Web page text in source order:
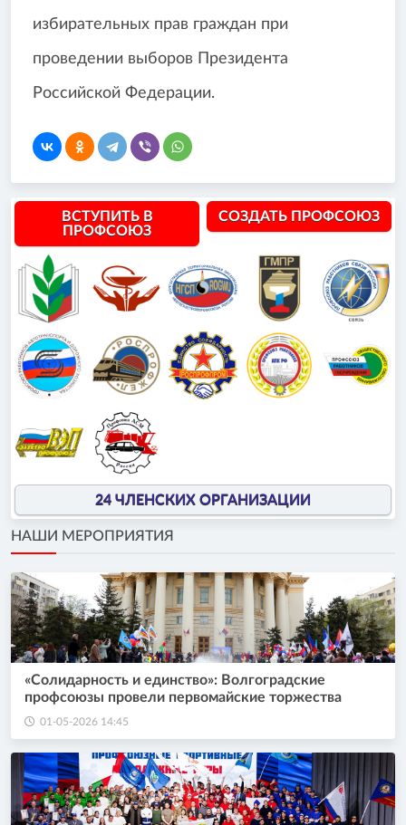
избирательных прав граждан при
проведении выборов Президента
Российской Федерации.
ВСТУПИТЬ В
ПРОФСОЮЗ
СОЗДАТЬ ПРОФСОЮЗ
24 ЧЛЕНСКИХ ОРГАНИЗАЦИИ
НАШИ МЕРОПРИЯТИЯ
«Солидарность и единство»: Волгоградские
профсоюзы провели первомайские торжества
01-05-2026 14:45